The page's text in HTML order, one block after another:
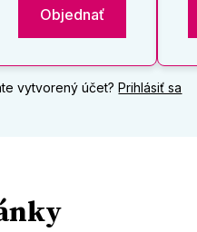
Objednať
vytvorený účet?Prihlásiť sa